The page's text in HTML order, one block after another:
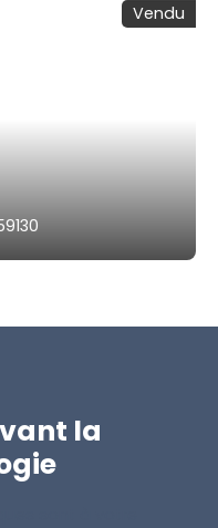
Vendu
la